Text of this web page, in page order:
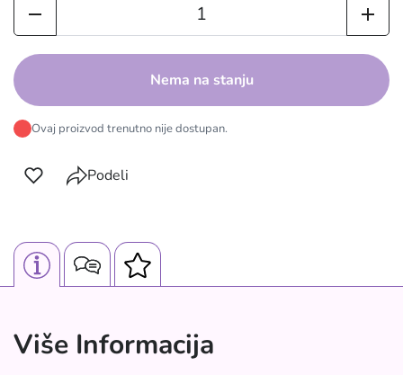
Nema na stanju
Ovaj proizvod trenutno nije dostupan.
Podeli
Više Informacija